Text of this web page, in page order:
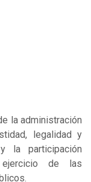
la administración
legalidad y
la participación
de las